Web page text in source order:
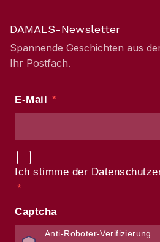
DAMALS-Newsletter
Spannende Geschichten aus
Ihr Postfach.